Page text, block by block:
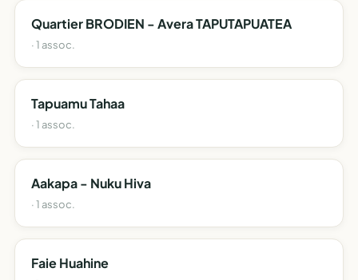
Quartier BRODIEN - Avera TAPUTAPUATEA
· 1 assoc.
Tapuamu Tahaa
· 1 assoc.
Aakapa - Nuku Hiva
· 1 assoc.
Faie Huahine